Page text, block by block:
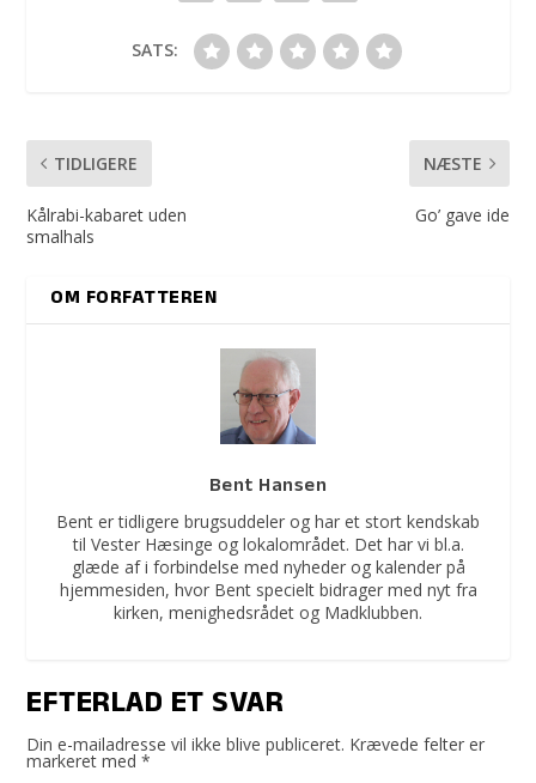
SATS:
TIDLIGERE
Kålrabi-kabaret uden
smalhals
NÆSTE
Go’ gave ide
OM FORFATTEREN
Bent Hansen
Bent er tidligere brugsuddeler og har et stort kendskab
til Vester Hæsinge og lokalområdet. Det har vi bl.a.
glæde af i forbindelse med nyheder og kalender på
hjemmesiden, hvor Bent specielt bidrager med nyt fra
kirken, menighedsrådet og Madklubben.
EFTERLAD ET SVAR
Din e-mailadresse vil ikke blive publiceret. Krævede felter er
markeret med*